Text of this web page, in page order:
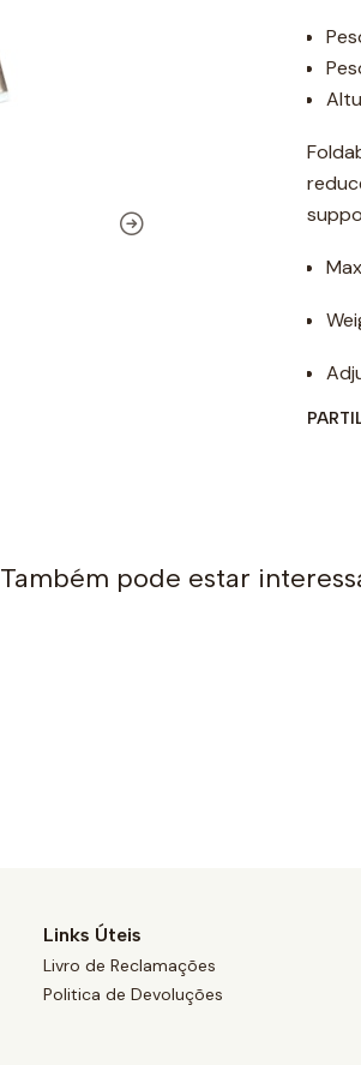
Também pode estar
Links Úteis
Livro de Reclamações
Politica de Devoluções